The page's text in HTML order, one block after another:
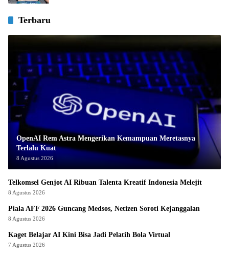
Terbaru
OpenAI Rem Astra Mengerikan Kemampuan Meretasnya
Terlalu Kuat
8 Agustus 2026
Telkomsel Genjot AI Ribuan Talenta Kreatif Indonesia Melejit
8 Agustus 2026
Piala AFF 2026 Guncang Medsos, Netizen Soroti Kejanggalan
8 Agustus 2026
Kaget Belajar AI Kini Bisa Jadi Pelatih Bola Virtual
7 Agustus 2026